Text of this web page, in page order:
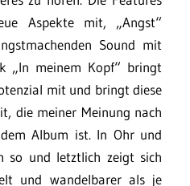
Aspekte mit, „Angst“
Sound mit
„In meinem Kopf“ bringt
mit und bringt diese
die meiner Meinung nach
Album ist. In Ohr und
so und letztlich zeigt sich
und wandelbarer als je